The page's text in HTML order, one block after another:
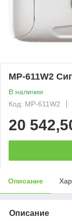
MP-611W2
В наличии
Код: MP-611W2
20
Описание
Описание